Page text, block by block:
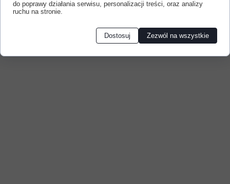
do poprawy działania serwisu, personalizacji treści, oraz analizy
ruchu na stronie.
Dostosuj Zezwól na wszystkie